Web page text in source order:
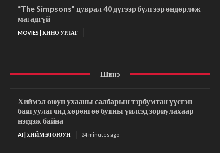
“The Simpsons” цуврал 40 дүгээр бүлгээр өндөрлөж
магадгүй
MOVIES | КИНО УРЛАГ
Шинэ
Хиймэл оюун ухааны салбарын тэрбумтан үүсгэн
байгуулагчид хөрөнгөө буяны үйлсэд зориулахаар
нэгдэж байна
AI | ХИЙМЭЛ ОЮУН 24 minutes ago